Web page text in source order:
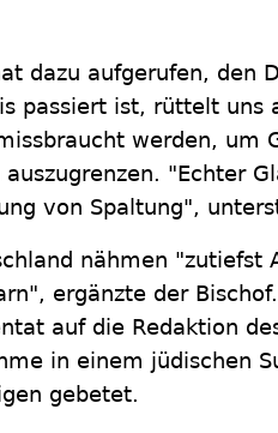
dazu aufgerufen, den
passiert ist, rüttelt uns
werden, um
"Echter
von Spaltung",
nähmen "zutiefst
ergänzte der
auf die Redaktion
in einem jüdischen
gebetet.